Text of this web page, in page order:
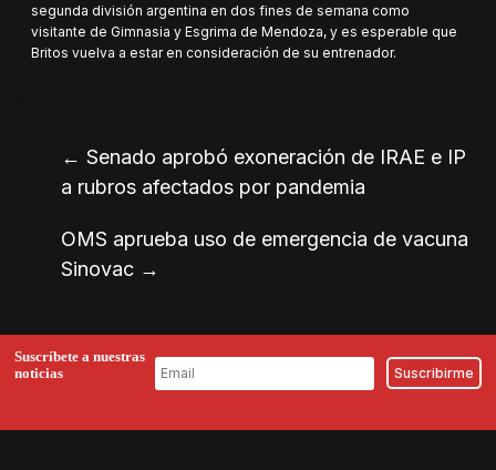
segunda división argentina en dos fines de semana como
visitante de Gimnasia y Esgrima de Mendoza, y es esperable que
Britos vuelva a estar en consideración de su entrenador.
← Senado aprobó exoneración de IRAE e IP
a rubros afectados por pandemia
OMS aprueba uso de emergencia de vacuna
Sinovac →
Suscríbete a nuestras
noticias